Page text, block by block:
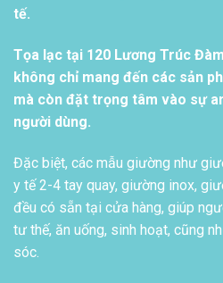
tế.
Tọa lạc tại 120 Lương Trúc
không chỉ mang đến các sản
mà còn đặt trọng tâm vào sự
người dùng.
Đặc biệt, các mẫu giường như
y tế 2-4 tay quay, giường inox,
đều có sẵn tại cửa hàng, giúp
tư thế, ăn uống, sinh hoạt, cũng
sóc.